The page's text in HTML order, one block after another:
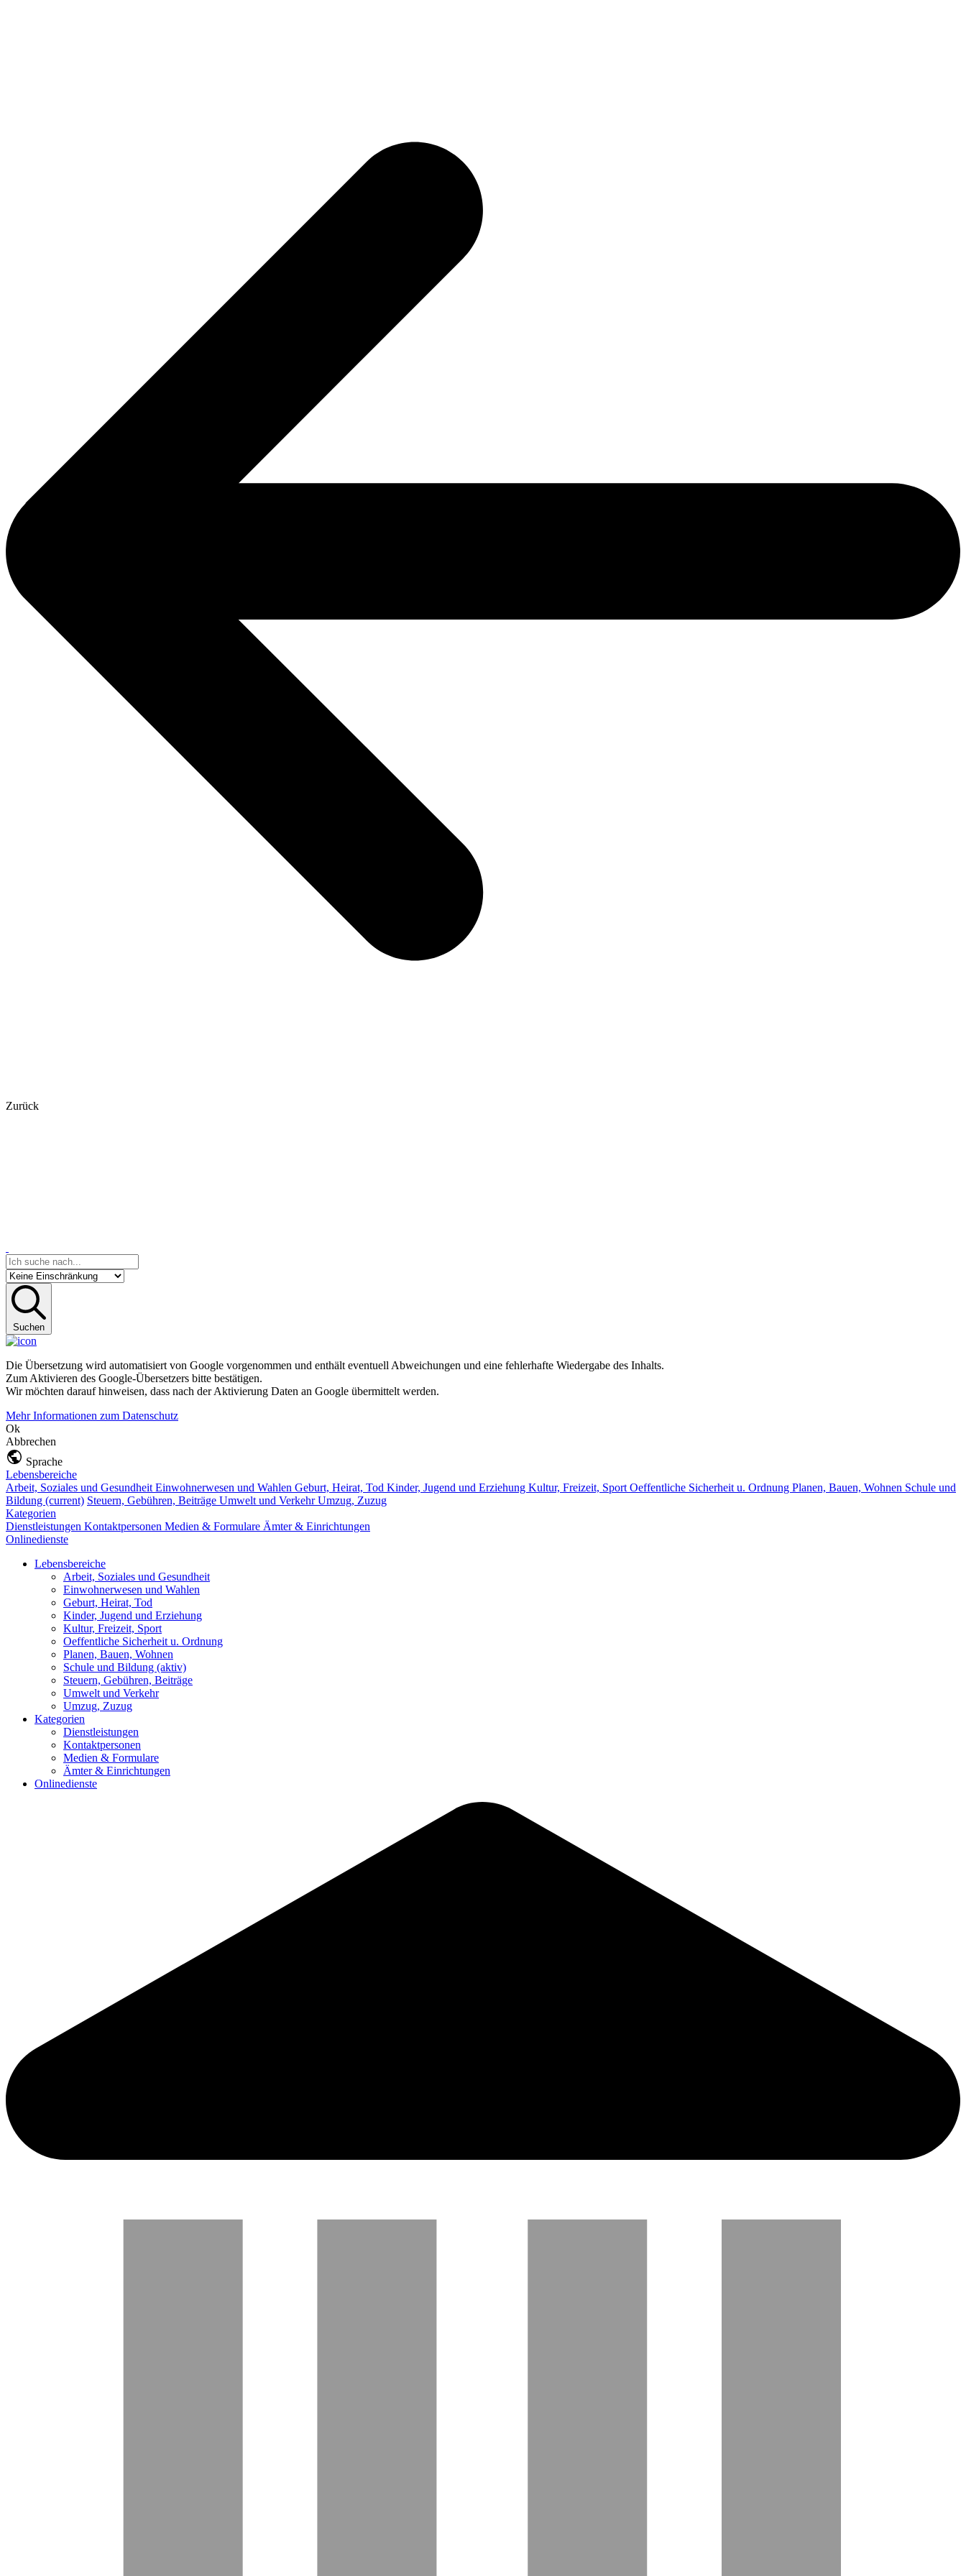
Zurück
Suchen
Die Übersetzung wird automatisiert von Google vorgenommen und enthält eventuell Abweichungen und eine fehlerhafte Wiedergabe des Inhalts.
Zum Aktivieren des Google-Übersetzers bitte bestätigen.
Wir möchten darauf hinweisen, dass nach der Aktivierung Daten an Google übermittelt werden.
Mehr Informationen zum Datenschutz
Ok
Abbrechen
Sprache
Lebensbereiche
Arbeit, Soziales und Gesundheit Einwohnerwesen und Wahlen Geburt, Heirat, Tod Kinder, Jugend und Erziehung Kultur, Freizeit, Sport Oeffentliche Sicherheit u. Ordnung Planen, Bauen, Wohnen Schule und
Bildung (current) Steuern, Gebühren, Beiträge Umwelt und VerkehrUmzug, Zuzug
Kategorien
Dienstleistungen Kontaktpersonen Medien & Formulare Ämter & Einrichtungen
Onlinedienste
Lebensbereiche
Arbeit, Soziales und Gesundheit
Einwohnerwesen und Wahlen
Geburt, Heirat, Tod
Kinder, Jugend und Erziehung
Kultur, Freizeit, Sport
Oeffentliche Sicherheit u. Ordnung
Planen, Bauen, Wohnen
Schule und Bildung (aktiv)
Steuern, Gebühren, Beiträge
Umwelt und Verkehr
Umzug, Zuzug
Kategorien
Dienstleistungen
Kontaktpersonen
Medien & Formulare
Ämter & Einrichtungen
Onlinedienste